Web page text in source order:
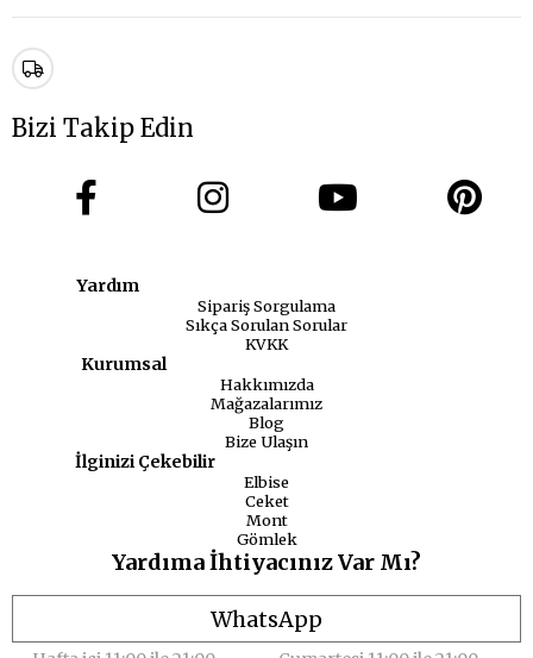
Bizi Takip Edin
Yardım
Sipariş Sorgulama
Sıkça Sorulan Sorular
KVKK
Kurumsal
Hakkımızda
Mağazalarımız
Blog
Bize Ulaşın
İlginizi Çekebilir
Elbise
Ceket
Mont
Gömlek
Yardıma İhtiyacınız Var Mı?
WhatsApp